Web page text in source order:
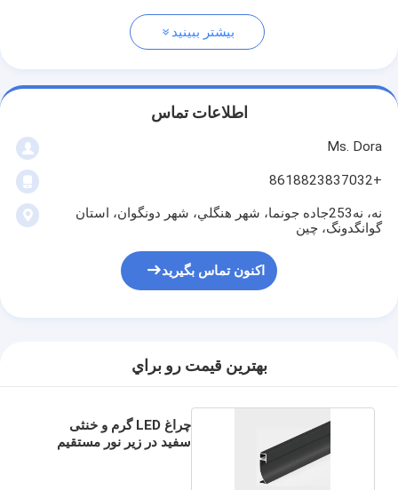
بیشتر ببینید
اطلاعات تماس
Ms. Dora
+8618823837032
نه، نه253جاده جونما، شهر هنگلي، شهر دونگوان، استان
گوانگدونگ، چين
اکنون تماس بگیرید
بهترين قيمت رو براي
چراغ LED گرم و خنثی
سفید در زیر نور مستقیم